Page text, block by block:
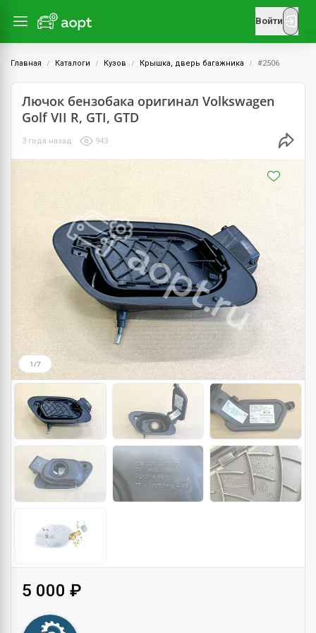
Войти
Главная Каталоги Кузов Крышка, дверь багажника #2506
Лючок бензобака оригинал Volkswagen
Golf VII R, GTI, GTD
3 года назад 943
1/7
5 000 ₽